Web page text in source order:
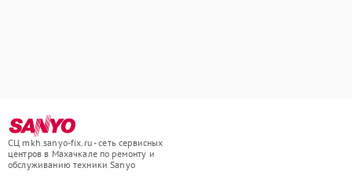
СЦ mkh.sanyo-fix.ru - сеть сервисных
центров в Махачкале по ремонту и
обслуживанию техники Sanyo